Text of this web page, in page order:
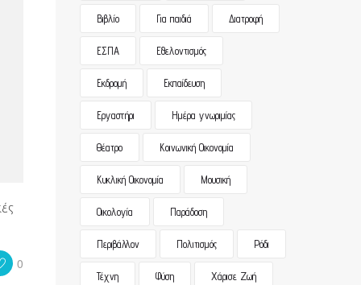
0
Βιβλίο Για παιδιά Διατροφή
ΕΣΠΑ Εθελοντισμός
Εκδρομή Εκπαίδευση
Εργαστήρι Ημέρα γνωριμίας
Θέατρο Κοινωνική Οικονομία
Κυκλική Οικονομία Μουσική
Οικολογία Παράδοση
Περιβάλλον Πολιτισμός Ρόδι
Τέχνη Φύση Χάρισε Ζωή